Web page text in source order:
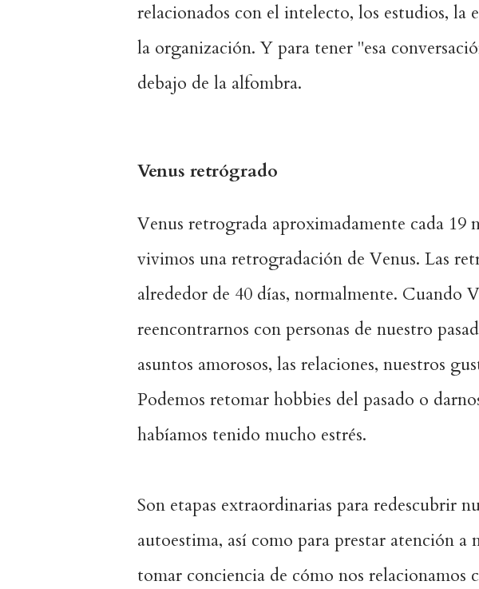
relacionados con el intelecto, los estudios, la
la organización. Y para tener "esa
debajo de la alfombra.
Venus retrógrado
Venus retrograda aproximadamente cada 19
vivimos una retrogradación de Venus. Las
alrededor de 40 días, normalmente. Cuando
reencontrarnos con personas de nuestro
asuntos amorosos, las relaciones, nuestros
Podemos retomar hobbies del pasado o
habíamos tenido mucho estrés.
Son etapas extraordinarias para redescubrir
autoestima, así como para prestar atención a
tomar conciencia de cómo nos relacionamos